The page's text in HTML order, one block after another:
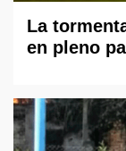
La
en pleno